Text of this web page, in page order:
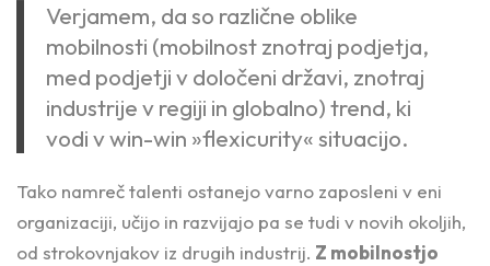
Verjamem, da so različne oblike
mobilnosti (mobilnost znotraj podjetja,
med podjetji v določeni državi, znotraj
industrije v regiji in globalno) trend, ki
vodi v win-win »flexicurity« situacijo.
Tako namreč talenti ostanejo varno zaposleni v eni
organizaciji, učijo in razvijajo pa se tudi v novih okoljih,
od strokovnjakov iz drugih industrij. Z mobilnostjo